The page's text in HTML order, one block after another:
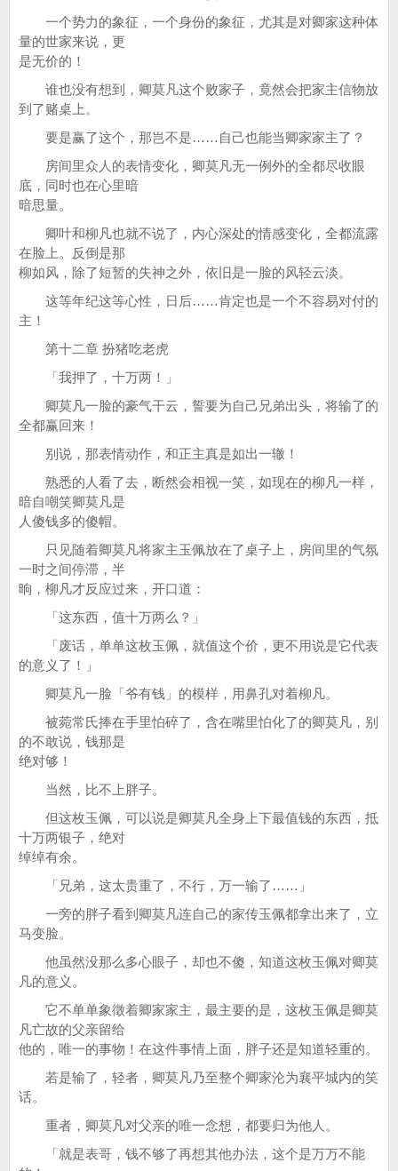
一个势力的象征，一个身份的象征，尤其是对卿家这种体
量的世家来说，更
是无价的！
谁也没有想到，卿莫凡这个败家子，竟然会把家主信物放
到了赌桌上。
要是赢了这个，那岂不是……自己也能当卿家家主了？
房间里众人的表情变化，卿莫凡无一例外的全都尽收眼
底，同时也在心里暗
暗思量。
卿叶和柳凡也就不说了，内心深处的情感变化，全都流露
在脸上。反倒是那
柳如风，除了短暂的失神之外，依旧是一脸的风轻云淡。
这等年纪这等心性，日后……肯定也是一个不容易对付的
主！
第十二章 扮猪吃老虎
「我押了，十万两！」
卿莫凡一脸的豪气干云，誓要为自己兄弟出头，将输了的
全都赢回来！
别说，那表情动作，和正主真是如出一辙！
熟悉的人看了去，断然会相视一笑，如现在的柳凡一样，
暗自嘲笑卿莫凡是
人傻钱多的傻帽。
只见随着卿莫凡将家主玉佩放在了桌子上，房间里的气氛
一时之间停滞，半
晌，柳凡才反应过来，开口道：
「这东西，值十万两么？」
「废话，单单这枚玉佩，就值这个价，更不用说是它代表
的意义了！」
卿莫凡一脸「爷有钱」的模样，用鼻孔对着柳凡。
被菀常氏捧在手里怕碎了，含在嘴里怕化了的卿莫凡，别
的不敢说，钱那是
绝对够！
当然，比不上胖子。
但这枚玉佩，可以说是卿莫凡全身上下最值钱的东西，抵
十万两银子，绝对
绰绰有余。
「兄弟，这太贵重了，不行，万一输了……」
一旁的胖子看到卿莫凡连自己的家传玉佩都拿出来了，立
马变脸。
他虽然没那么多心眼子，却也不傻，知道这枚玉佩对卿莫
凡的意义。
它不单单象徵着卿家家主，最主要的是，这枚玉佩是卿莫
凡亡故的父亲留给
他的，唯一的事物！在这件事情上面，胖子还是知道轻重的。
若是输了，轻者，卿莫凡乃至整个卿家沦为襄平城内的笑
话。
重者，卿莫凡对父亲的唯一念想，都要归为他人。
「就是表哥，钱不够了再想其他办法，这个是万万不能